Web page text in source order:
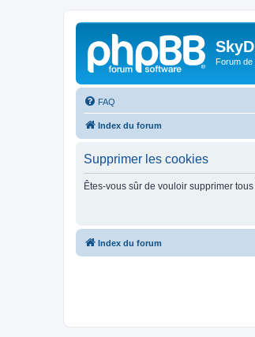
Forum de
FAQ
Index du forum
Supprimer les cookies
Êtes-vous sûr de vouloir supprimer
Index du forum